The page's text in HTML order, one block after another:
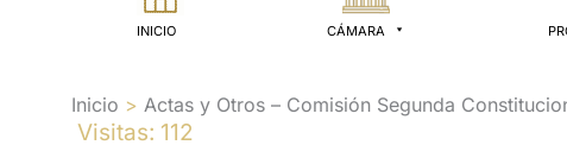
INICIO CÁMARA
Inicio Actas y Otros – Comisión Segunda
Visitas: 112